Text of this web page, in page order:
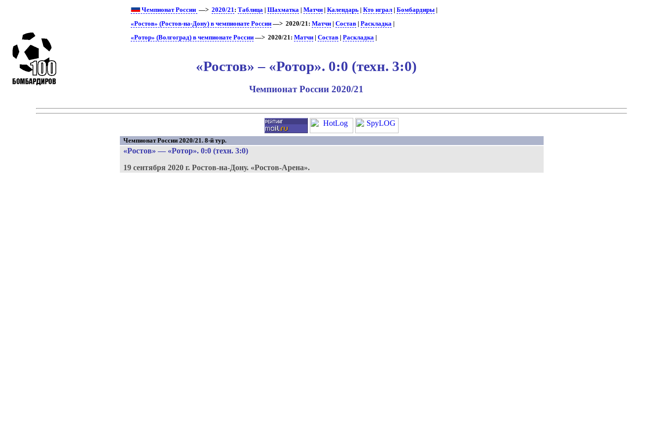
Чемпионат России —>2020/21:Таблица |Шахматка |Матчи |Календарь |Кто играл |Бомбардиры
«Ростов» (Ростов-на-Дону) в чемпионате России —> 2020/21:Матчи |Состав |Раскладка |
«Ротор» (Волгоград) в чемпионате России —> 2020/21:Матчи |Состав |Раскладка |
«Ростов» – «Ротор». 0:0 (техн. 3:0)
Чемпионат России 2020/21
Чемпионат России 2020/21. 8-й тур.
«Ростов» — «Ротор». 0:0 (техн. 3:0)
19 сентября 2020 г.Ростов-на-Дону. «Ростов-Арена».